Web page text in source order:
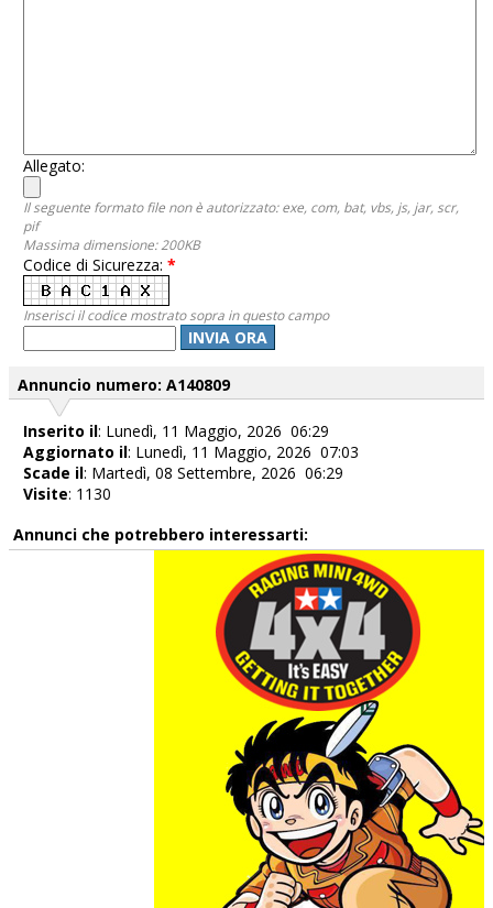
Allegato:
Il seguente formato file non è autorizzato: exe, com, bat, vbs, js, jar, scr,
pif
Massima dimensione: 200KB
Codice di Sicurezza: *
Inserisci il codice mostrato sopra in questo campo
INVIA ORA
Annuncio numero: A140809
Inserito il: Lunedì, 11 Maggio, 2026 06:29
Aggiornato il: Lunedì, 11 Maggio, 2026 07:03
Scade il: Martedì, 08 Settembre, 2026 06:29
Visite: 1130
Annunci che potrebbero interessarti: